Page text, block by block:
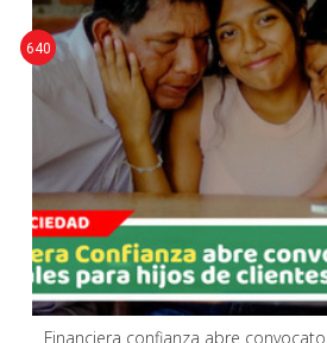
Financiera confianza abre
640